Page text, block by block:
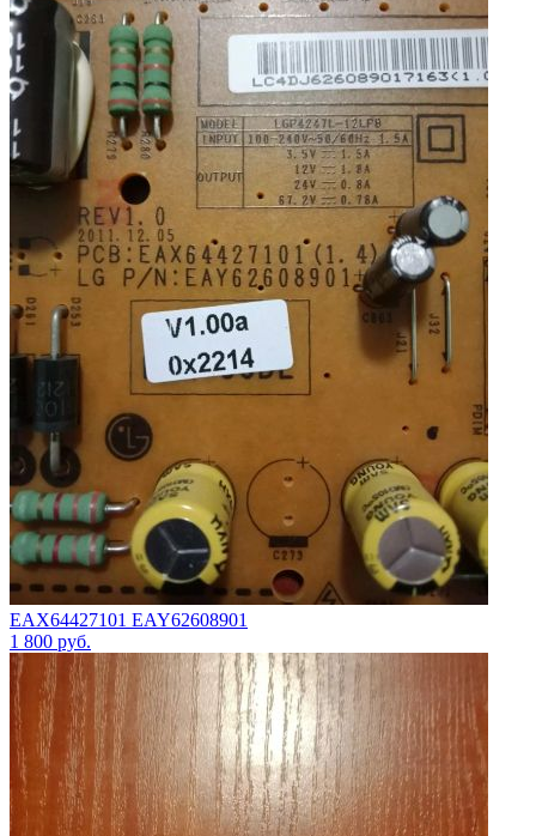
EAX64427101 EAY62608901
1 800 руб.